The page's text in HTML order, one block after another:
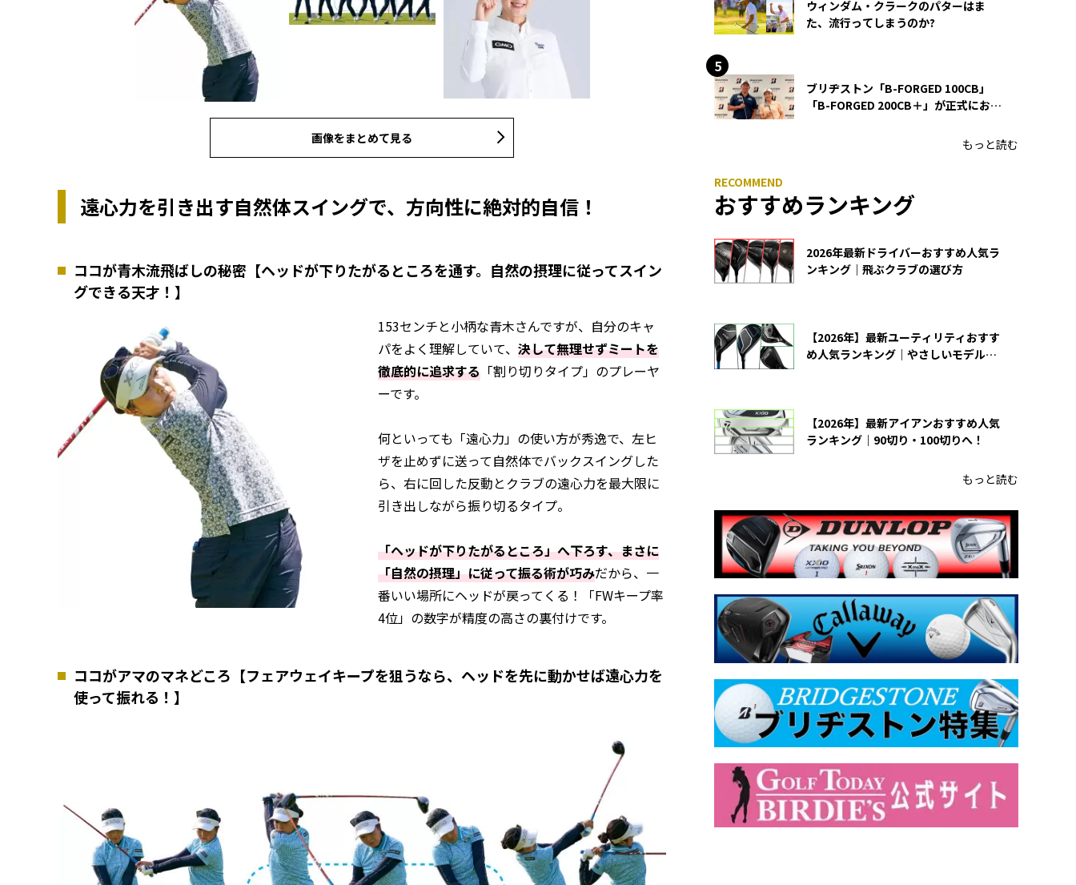
画像をまとめて見る
遠心力を引き出す自然体スイングで、方向性に絶対的自信！
ココが青木流飛ばしの秘密【ヘッドが下りたがるところを通す。自然の摂理に従ってスイン
グできる天才！】
153センチと小柄な青木さんですが、自分のキャ
パをよく理解していて、 決して無理せずミートを
徹底的に追求する 「割り切りタイプ」のプレーヤ
ーです。
何といっても「遠心力」の使い方が秀逸で、左ヒ
ザを止めずに送って自然体でバックスイングした
ら、右に回した反動とクラブの遠心力を最大限に
引き出しながら振り切るタイプ。
「ヘッドが下りたがるところ」へ下ろす、まさに
「自然の摂理」に従って振る術が巧みだから、一
番いい場所にヘッドが戻ってくる！「FWキープ率
4位」の数字が精度の高さの裏付けです。
ココがアマのマネどころ【フェアウェイキープを狙うなら、ヘッドを先に動かせば遠心力を
使って振れる！】
ウィンダム・クラークのパターはま
た、流行ってしまうのか?
ブリヂストン「B-FORGED 100CB」
「B-FORGED 200CB＋」が正式にお披
もっと読む
おすすめランキング
2026年最新ドライバーおすすめ人気ラ
ンキング｜飛ぶクラブの選び方
【2026年】最新ユーティリティおすす
め人気ランキング｜やさしいモデルの
【2026年】最新アイアンおすすめ人気
ランキング｜90切り・100切りへ！
もっと読む